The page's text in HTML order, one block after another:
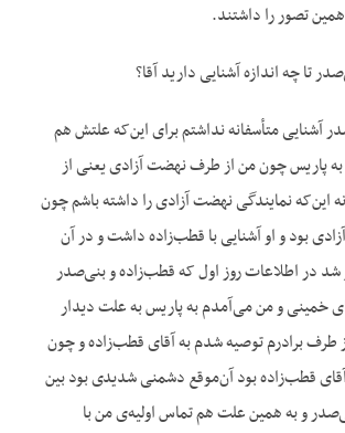
تصور را داشتند.
تا چه اندازه آشنایی دارید آقا؟
آشنایی متأسفانه نداشتم برای این‌که علتش هم
به پاریس چون من از طرف نهضت آزادی یعنی از
نمایندگی نهضت آزادی را داشته باشم چون
بود و او آشنایی با قطب‌زاده داشت و در آن
شد در اطلاعات روز اول که قطب‌زاده و بنی‌صدر
خمینی و من می‌آمدم به پاریس به علت دیدار
طرف برادرم توصیه شدم به آقای قطب‌زاده و چون
قطب‌زاده بود آن‌موقع دشمنی شدیدی بود بین
و به همین علت هم تماس اولیه‌ی من با